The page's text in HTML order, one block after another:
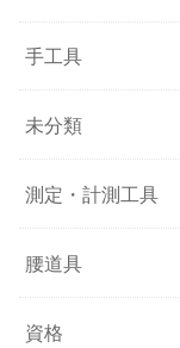
手工具
未分類
測定・計測工具
腰道具
資格